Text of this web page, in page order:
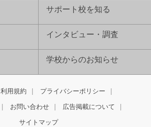
サポート校を知る
インタビュー・調査
学校からのお知らせ
利用規約 プライバシーポリシー
お問い合わせ 広告掲載について
サイトマップ